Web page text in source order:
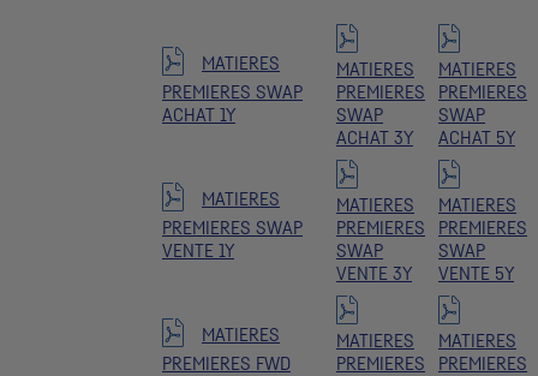
MATIERES
PREMIERES SWAP
ACHAT 1Y
MATIERES
PREMIERES
SWAP
ACHAT 3Y
MATIERES
PREMIERES
SWAP
ACHAT 5Y
MATIERES
PREMIERES SWAP
VENTE 1Y
MATIERES
PREMIERES
SWAP
VENTE 3Y
MATIERES
PREMIERES
SWAP
VENTE 5Y
MATIERES
PREMIERES FWD
MATIERES
PREMIERES
MATIERES
PREMIERES